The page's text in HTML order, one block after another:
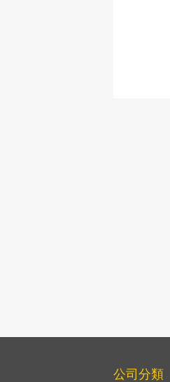
公司分類